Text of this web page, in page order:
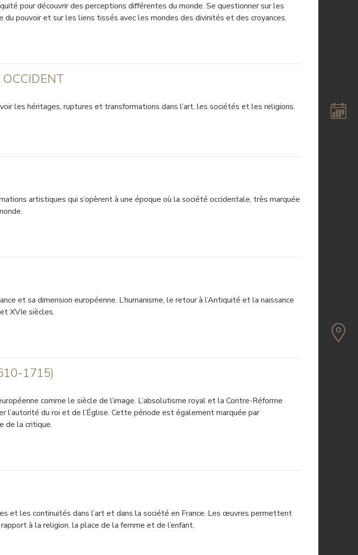
pour découvrir des perceptions différentes du monde. Se questionner sur les
pouvoir et sur les liens tissés avec les mondes des divinités et des croyances.
OCCIDENT
les héritages, ruptures et transformations dans l’art, les sociétés et les religions.
artistiques qui s’opèrent à une époque où la société occidentale, très marquée
et sa dimension européenne. L’humanisme, le retour à l’Antiquité et la naissance
XVIe siècles.
1715)
comme le siècle de l’image. L’absolutisme royal et la Contre-Réforme
du roi et de l’Église. Cette période est également marquée par
de la critique.
et les continuités dans l’art et dans la société en France. Les œuvres permettent
à la religion, la place de la femme et de l’enfant.